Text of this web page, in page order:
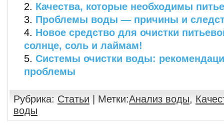
Качества, которые необходимы
Проблемы воды — причины и
Новое средство для очистки
солнце, соль и лаймам!
Системы очистки воды:
проблемы
Рубрика: Статьи | Метки:Анализ воды,
воды